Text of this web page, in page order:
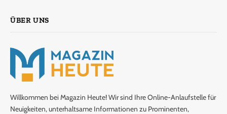
ÜBER UNS
Willkommen bei Magazin Heute! Wir sind Ihre Online-Anlaufstelle für
Neuigkeiten, unterhaltsame Informationen zu Prominenten,